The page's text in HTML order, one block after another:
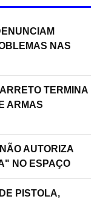
NAS
TERMINA
ARMAS
AUTORIZA
NO ESPAÇO
PISTOLA,